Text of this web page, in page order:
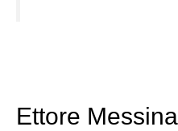
Ettore